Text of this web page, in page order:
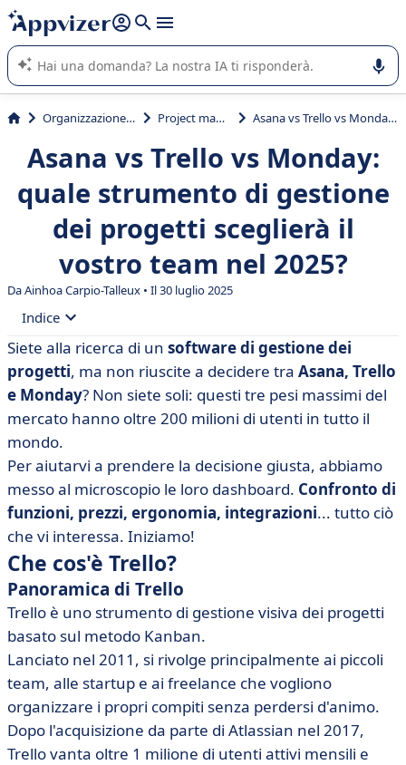
righe con
shift + enter
L'IA di Appvizer vi guida nell'utilizzo o nella scelta di un
software SaaS per la vostra azienda.
Organizzazione & planning Project management Asana vs Trello vs Monday: quale strumento di gestione dei progetti sceglierà il vostro team nel 2025?
Asana vs Trello vs Monday:
quale strumento di gestione
dei progetti sceglierà il
vostro team nel 2025?
Da Ainhoa Carpio-Talleux • Il 30 luglio 2025
Indice
• Che cos'è Trello?
• Che cos'è Asana?
• Che cos'è Monday?
• Asana vs Trello vs Monday: caratteristiche a confronto
• Asana vs Trello vs Monday: confronta i prezzi
• Asana vs Trello vs Monday: quale interfaccia è più
intuitiva?
• Asana vs Trello vs Monday: integrazioni a confronto
• Quando scegliere Trello, Asana o Monday?
• Conclusione
• FAQ : Asana vs Trello vs Monday
Siete alla ricerca di un software di gestione dei
progetti, ma non riuscite a decidere tra Asana, Trello
e Monday? Non siete soli: questi tre pesi massimi del
mercato hanno oltre 200 milioni di utenti in tutto il
mondo.
Per aiutarvi a prendere la decisione giusta, abbiamo
messo al microscopio le loro dashboard. Confronto di
funzioni, prezzi, ergonomia, integrazioni... tutto ciò
che vi interessa. Iniziamo!
Che cos'è Trello?
Panoramica di Trello
Trello è uno strumento di gestione visiva dei progetti
basato sul metodo Kanban.
Lanciato nel 2011, si rivolge principalmente ai piccoli
team, alle startup e ai freelance che vogliono
organizzare i propri compiti senza perdersi d'animo.
Dopo l'acquisizione da parte di Atlassian nel 2017,
Trello vanta oltre 1 milione di utenti attivi mensili e